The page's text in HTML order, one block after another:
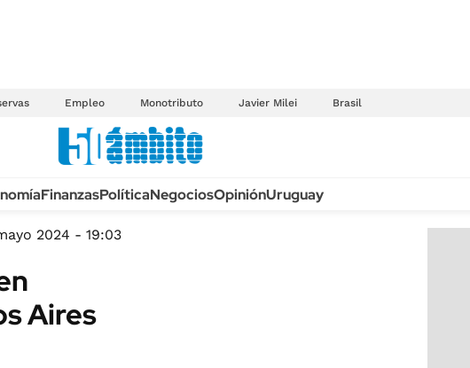
Empleo Monotributo Javier Milei Brasil
MÉXICO
GENERAL
FinanzasPolíticaNegociosOpiniónUruguay
2024 - 19:03
Aires